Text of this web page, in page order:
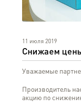
11 июля 2019
Снижаем
Уважаемые
Производитель
акцию по